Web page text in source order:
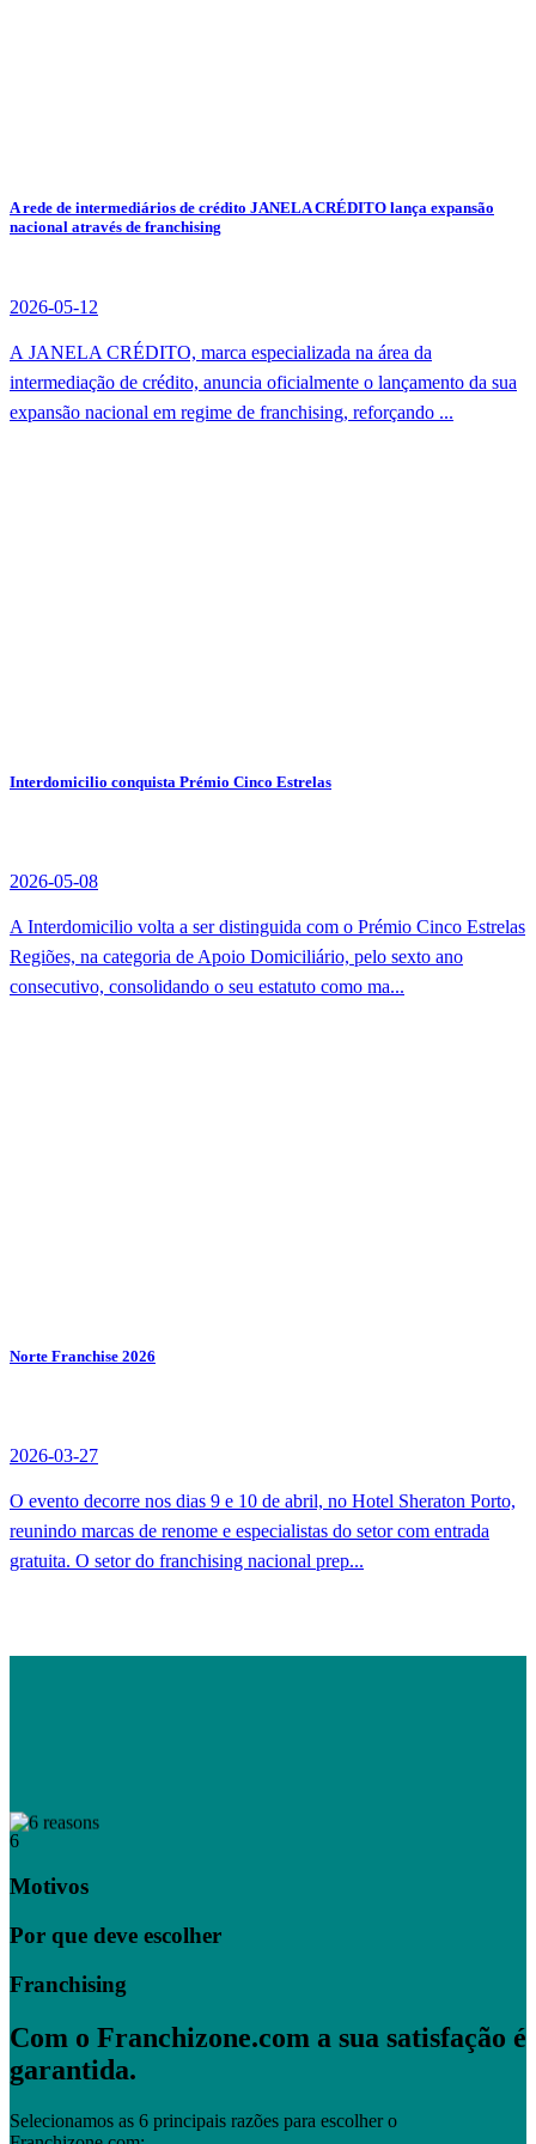
A rede de intermediários de crédito JANELA CRÉDITO lança expansão
nacional através de franchising
2026-05-12
A JANELA CRÉDITO, marca especializada na área da
intermediação de crédito, anuncia oficialmente o lançamento da sua
expansão nacional em regime de franchising, reforçando ...
Interdomicilio conquista Prémio Cinco Estrelas
2026-05-08
A Interdomicilio volta a ser distinguida com o Prémio Cinco Estrelas
Regiões, na categoria de Apoio Domiciliário, pelo sexto ano
consecutivo, consolidando o seu estatuto como ma...
Norte Franchise 2026
2026-03-27
O evento decorre nos dias 9 e 10 de abril, no Hotel Sheraton Porto,
reunindo marcas de renome e especialistas do setor com entrada
gratuita. O setor do franchising nacional prep...
6
Motivos
Por que deve escolher
Franchising
Com o Franchizone.com a sua satisfação é
garantida.
Selecionamos as 6 principais razões para escolher o